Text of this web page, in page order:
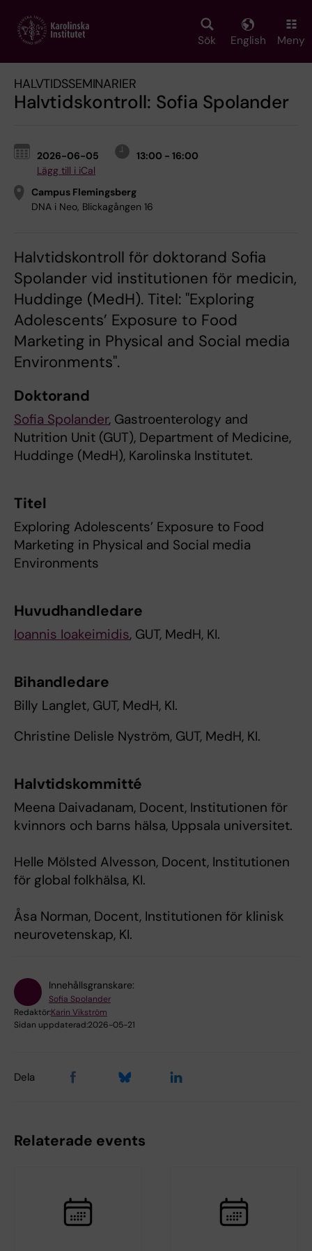
main
Sök English Meny
HALVTIDSSEMINARIER
Halvtidskontroll: Sofia Spolander
2026-06-05
13:00 - 16:00
Lägg till i iCal
Campus Flemingsberg
DNA i Neo, Blickagången 16
Halvtidskontroll för doktorand Sofia
Spolander vid institutionen för medicin,
Huddinge (MedH). Titel: "Exploring
Adolescents’ Exposure to Food
Marketing in Physical and Social media
Environments".
Doktorand
Sofia Spolander, Gastroenterology and
Nutrition Unit (GUT), Department of Medicine,
Huddinge (MedH), Karolinska Institutet.
Titel
Exploring Adolescents’ Exposure to Food
Marketing in Physical and Social media
Environments
Huvudhandledare
Ioannis Ioakeimidis, GUT, MedH, KI.
Bihandledare
Billy Langlet, GUT, MedH, KI.
Christine Delisle Nyström, GUT, MedH, KI.
Halvtidskommitté
Meena Daivadanam, Docent, Institutionen för
kvinnors och barns hälsa, Uppsala universitet.
Helle Mölsted Alvesson, Docent, Institutionen
för global folkhälsa, KI.
Åsa Norman, Docent, Institutionen för klinisk
neurovetenskap, KI.
Innehållsgranskare:
Sofia Spolander
Redaktör:Karin Vikström
Sidan uppdaterad:2026-05-21
Dela
Relaterade events